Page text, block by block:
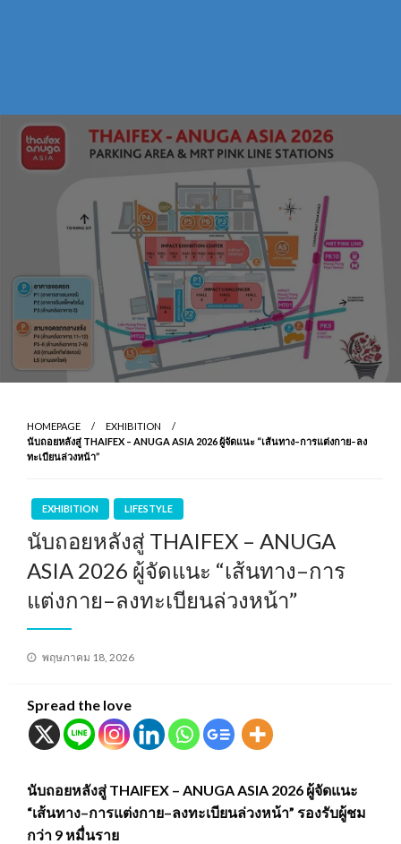
HOMEPAGE
EXHIBITION
นับถอยหลังสู่ THAIFEX – ANUGA ASIA 2026 ผู้จัดแนะ “เส้นทาง–การแต่งกาย–ลง
ทะเบียนล่วงหน้า”
EXHIBITION LIFESTYLE
นับถอยหลังสู่ THAIFEX – ANUGA
ASIA 2026 ผู้จัดแนะ “เส้นทาง–การ
แต่งกาย–ลงทะเบียนล่วงหน้า”
Posted
พฤษภาคม 18, 2026
Spread the love
นับถอยหลังสู่ THAIFEX – ANUGA ASIA 2026 ผู้จัดแนะ
“เส้นทาง–การแต่งกาย–ลงทะเบียนล่วงหน้า” รองรับผู้ชม
กว่า 9 หมื่นราย